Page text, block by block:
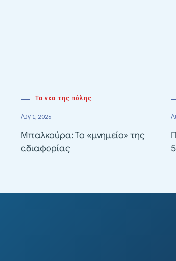
Τα νέα της πόλης
Αυγ 1, 2026
Μπαλκούρα: Το «μνημείο» της
αδιαφορίας